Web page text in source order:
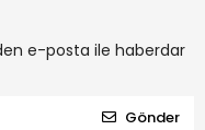
e-posta ile haberdar
Gönder